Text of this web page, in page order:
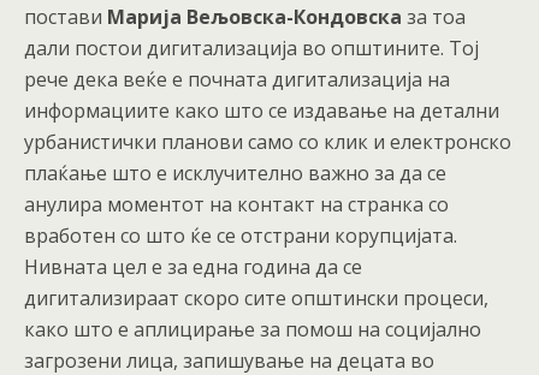
постави Марија Вељовска-Кондовска за тоа
дали постои дигитализација во општините. Тој
рече дека веќе е почната дигитализација на
информациите како што се издавање на детални
урбанистички планови само со клик и електронско
плаќање што е исклучително важно за да се
анулира моментот на контакт на странка со
вработен со што ќе се отстрани корупцијата.
Нивната цел е за една година да се
дигитализираат скоро сите општински процеси,
како што е аплицирање за помош на социјално
загрозени лица, запишување на децата во